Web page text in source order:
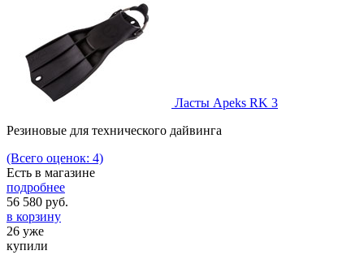
Ласты Apeks RK 3
Резиновые для технического дайвинга
(Всего оценок: 4)
Есть в магазине
подробнее
56 580 руб.
в корзину
26 уже
купили